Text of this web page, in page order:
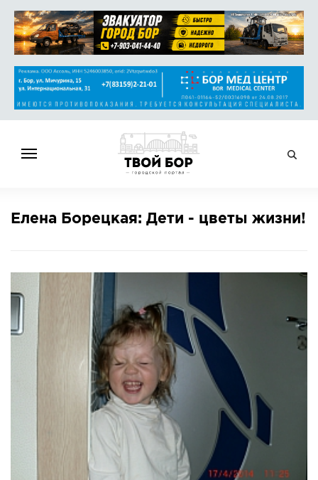
НОВОСТИ
РАБОТА
АФИША
СПРАВКА
КАМЕРЫ
КОНКУРСЫ
СТАТЬИ
ГОЛОСОВАНИЯ
ПРЕДЛОЖИТЬ НОВОСТЬ
ФОТО
Елена Борецкая: Дети - цветы жизни!